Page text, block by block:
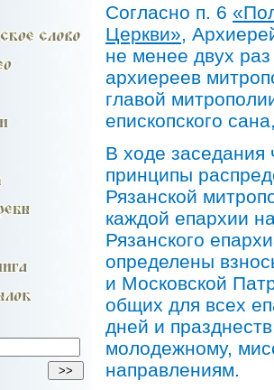
Согласно п. 6
Церкви»,
не менее двух
архиереев
главой
епископского
В ходе заседания
принципы
Рязанской
каждой епархии
Рязанского
определены
и Московской
общих для всех
дней и
молодежному,
направлениям.